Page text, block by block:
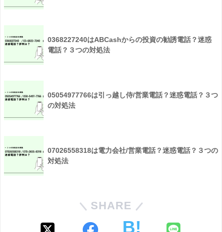
0368227240はABCashからの投資の勧誘電話？迷惑
電話？３つの対処法
05054977766は引っ越し侍/営業電話？迷惑電話？３つ
の対処法
07026558318は電力会社/営業電話？迷惑電話？３つの
対処法
SHARE